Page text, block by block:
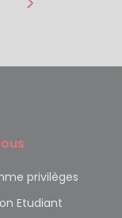
privilèges
Etudiant